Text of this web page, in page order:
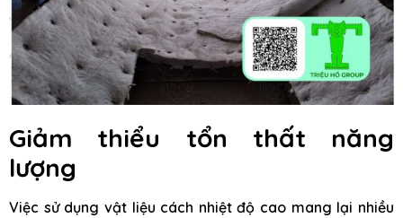
Giảm thiểu tổn thất năng
lượng
Việc sử dụng vật liệu cách nhiệt độ cao mang lại nhiều